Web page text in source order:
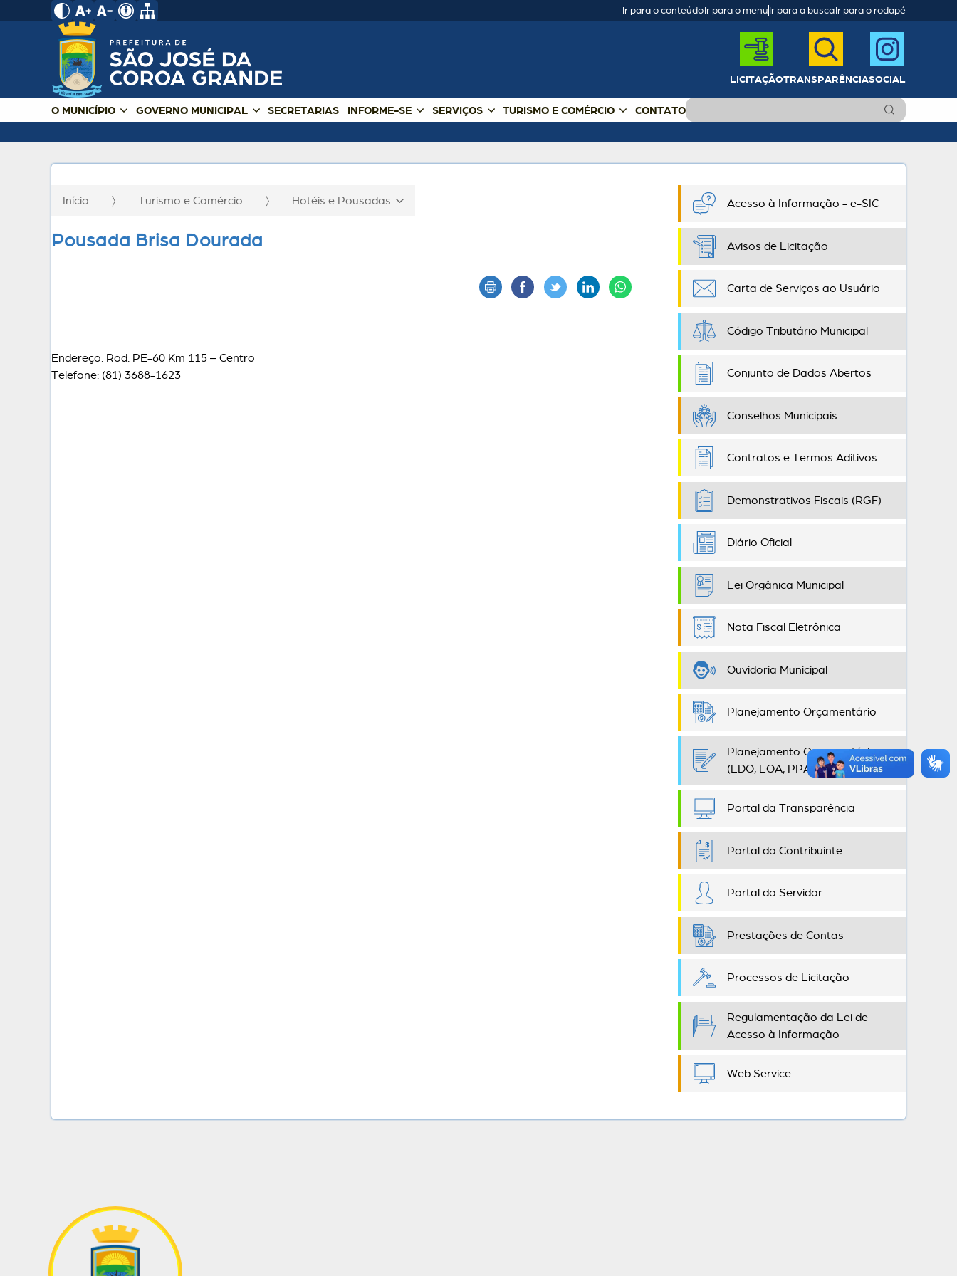
Ir para o conteúdoIr para o menu Ir para a buscaIr para o rodapé
LICITAÇÃOTRANSPARÊNCIASOCIAL
O MUNICÍPIO GOVERNO MUNICIPAL SECRETARIAS INFORME-SE SERVIÇOS TURISMO E COMÉRCIO CONTATO
Início Turismo e Comércio Hotéis e Pousadas
Pousada Brisa Dourada
Endereço: Rod. PE-60 Km 115 – Centro
Telefone: (81) 3688-1623
Acesso à Informação - e-SIC
Avisos de Licitação
Carta de Serviços ao Usuário
Código Tributário Municipal
Conjunto de Dados Abertos
Conselhos Municipais
Contratos e Termos Aditivos
Demonstrativos Fiscais (RGF)
Diário Oficial
Lei Orgânica Municipal
Nota Fiscal Eletrônica
Ouvidoria Municipal
Planejamento Orçamentário
Planejamento Orçamentário
(LDO, LOA, PPA)
Portal da Transparência
Portal do Contribuinte
Portal do Servidor
Prestações de Contas
Processos de Licitação
Regulamentação da Lei de
Acesso à Informação
Web Service